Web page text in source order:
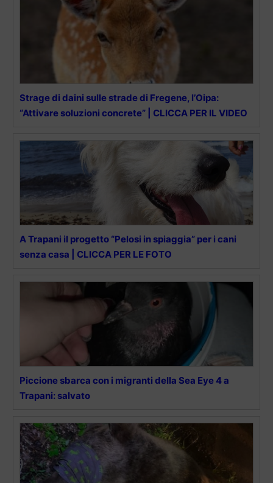
Strage di daini sulle strade di Fregene, l’Oipa:
“Attivare soluzioni concrete” | CLICCA PER IL VIDEO
A Trapani il progetto “Pelosi in spiaggia” per i cani
senza casa | CLICCA PER LE FOTO
Piccione sbarca con i migranti della Sea Eye 4 a
Trapani: salvato